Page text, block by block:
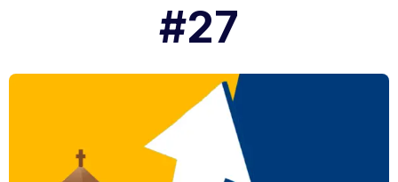
#27